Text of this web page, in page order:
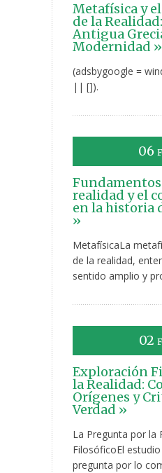
Metafísica y
de la
Antigua
Modernidad »
(adsbygoogle =
|| []).
06
realidad y el
en la historia
»
MetafísicaLa
de la realidad,
sentido amplio y
02
Exploración
la Realidad:
Orígenes y
Verdad »
La Pregunta por la
FilosóficoEl
pregunta por lo